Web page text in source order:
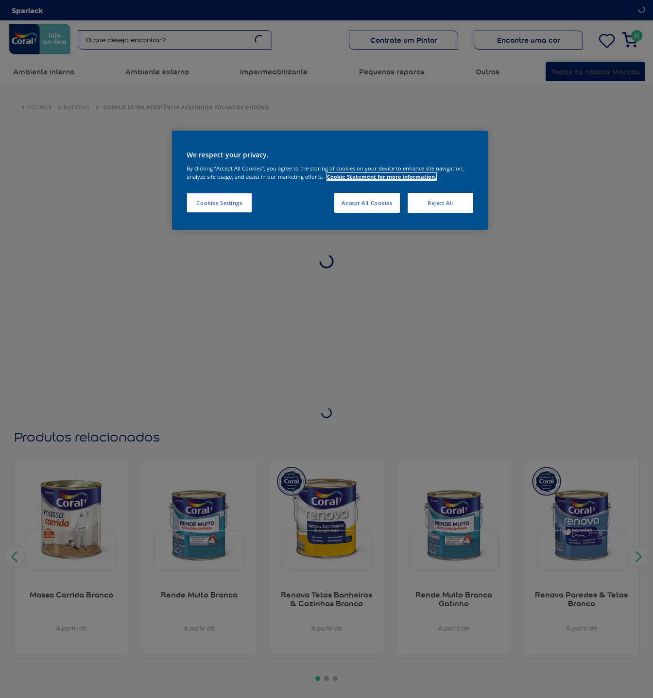
Sparlack
Contrate um Pintor Encontre uma cor 0
Ambiente interno Ambiente externo Impermeabilizante Pequenos reparos Outros Todas as nossas Marcas
EXTERIOR MADEIRAS CORALIT ULTRA RESISTÊNCIA ACETINADO FOLHAS DE OUTONO
Produtos relacionados
Massa Corrida Branco
A partir de
Rende Muito Branco
A partir de
Renova Tetos Banheiros
& Cozinhas Branco
A partir de
Rende Muito Branco
Gatinho
A partir de
Renova Paredes & Tetos
Branco
A partir de
We respect your privacy.
By clicking “Accept All Cookies”, you agree to the storing of cookies on your device to enhance site navigation,
analyze site usage, and assist in our marketing efforts. Cookie Statement for more information.
Cookies Settings Reject All
Accept All Cookies